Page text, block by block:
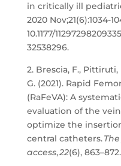
in critically ill
2020 Nov;21(6):1034-
10.1177/
32538296.
2. Brescia, F., Pittiruti,
G. (2021). Rapid
(RaFeVA): A
evaluation of the
optimize the
central catheters.
access,22(6), 863–872.